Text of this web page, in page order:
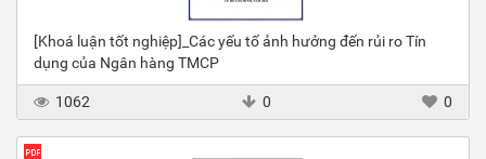
[Khoá luận tốt nghiệp]_Các yếu tố ảnh hưởng đến rủi ro Tín
dụng của Ngân hàng TMCP
1062 0 0